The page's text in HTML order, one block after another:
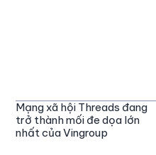
Mạng xã hội Threads đang
trở thành mối đe dọa lớn
nhất của Vingroup